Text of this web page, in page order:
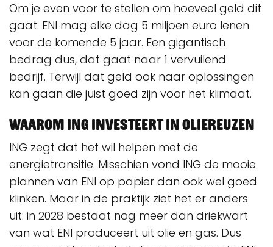
Om je even voor te stellen om hoeveel geld dit
gaat: ENI mag elke dag 5 miljoen euro lenen
voor de komende 5 jaar. Een gigantisch
bedrag dus, dat gaat naar 1 vervuilend
bedrijf. Terwijl dat geld ook naar oplossingen
kan gaan die juist goed zijn voor het klimaat.
Waarom ING investeert in oliereuzen
ING zegt dat het wil helpen met de
energietransitie. Misschien vond ING de mooie
plannen van ENI op papier dan ook wel goed
klinken. Maar in de praktijk ziet het er anders
uit: in 2028 bestaat nog meer dan driekwart
van wat ENI produceert uit olie en gas. Dus